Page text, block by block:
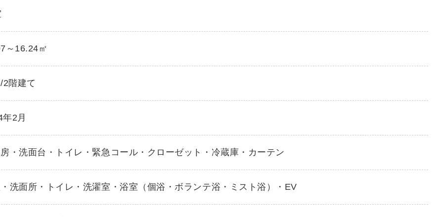
～16.24㎡
2階建て
2月
・洗面台・トイレ・緊急コール・クローゼット・冷蔵庫・カーテン
洗面所・トイレ・洗濯室・浴室（個浴・ボランテ浴・ミスト浴）・EV